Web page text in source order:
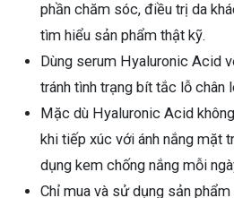
phần chăm sóc, điều trị da
tìm hiểu sản phẩm thật kỹ.
Dùng serum Hyaluronic Acid
tránh tình trạng bít tắc lỗ chân
Mặc dù Hyaluronic Acid
khi tiếp xúc với ánh nắng mặt
dụng kem chống nắng mỗi
Chỉ mua và sử dụng sản